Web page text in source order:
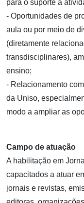
para o suporte a
- Oportunidades de
aula ou por meio de
(diretamente
transdisciplinares),
ensino;
- Relacionamento
da Uniso,
modo a ampliar as
Campo de atuação
A habilitação em
capacitados a atuar
jornais e revistas,